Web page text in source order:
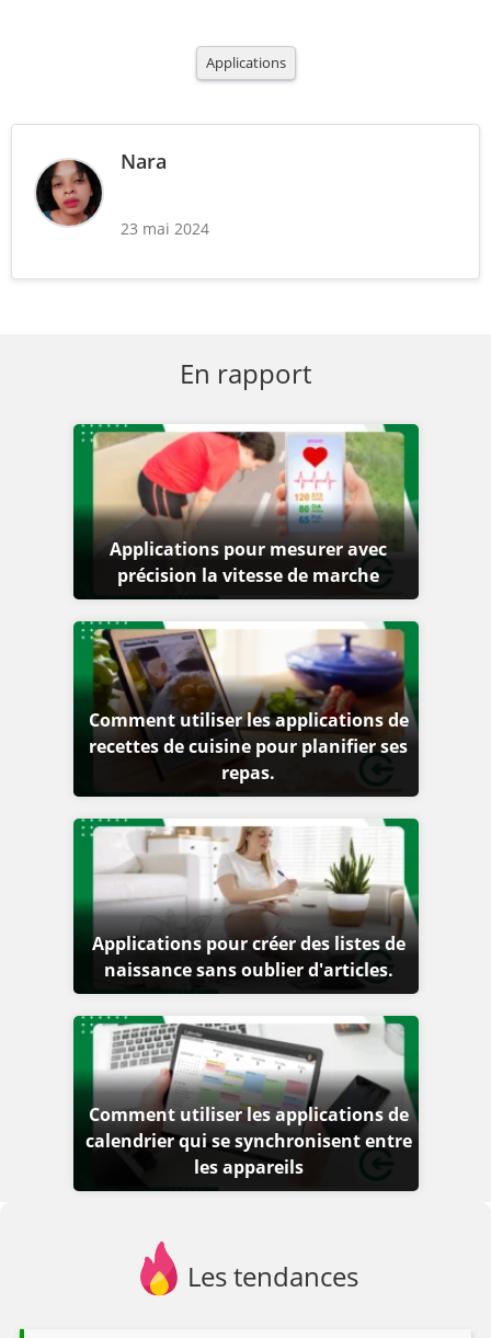
Applications
Nara
23 mai 2024
En rapport
Applications pour mesurer avec
précision la vitesse de marche
Comment utiliser les applications de
recettes de cuisine pour planifier ses
repas.
Applications pour créer des listes de
naissance sans oublier d'articles.
Comment utiliser les applications de
calendrier qui se synchronisent entre
les appareils
Les tendances